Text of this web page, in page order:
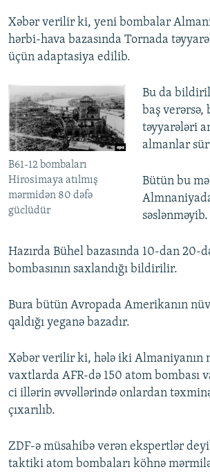
Xəbər verilir ki, yeni bombalar
hərbi-hava bazasında Tornada
üçün adaptasiya edilib.
B61-12 bombaları
Hirosimaya atılmış
mərmidən 80 dəfə
güclüdür
Bu da
baş verərsə,
təyyarələri
almanlar
Bütün bu
səslənməyib.
Hazırda Bühel bazasında 10-dan 20-
bombasının saxlandığı bildirilir.
Bura bütün Avropada Amerikanın
qaldığı yeganə bazadır.
Xəbər verilir ki, hələ iki Almaniyanın
vaxtlarda AFR-də 150 atom bombası
ci illərin əvvəllərində onlardan
çıxarılıb.
ZDF-ə müsahibə verən ekspertlər
taktiki atom bombaları köhnə